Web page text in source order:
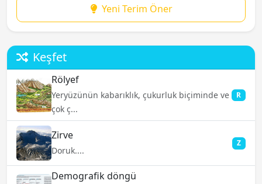
Yeni Terim Öner
Keşfet
Rölyef
Yeryüzünün kabarıklık, çukurluk biçiminde ve
çok ç...
R
Zirve
Doruk....
Z
Demografik döngü